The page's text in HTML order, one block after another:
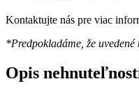
Kontaktujte nás pre viac
*Predpokladáme, že
Opis